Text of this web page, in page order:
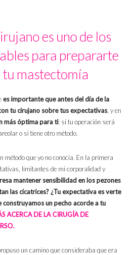
es uno de los
para prepararte
tu mastectomía
es importante que antes del día de la
tu cirujano sobre tus expectativas, y en
más óptima para ti: si tu operación será
o si tiene otro método.
método que yo no conocía. En la primera
limitantes de mi corporalidad y
mantener sensibilidad en los pezones
las cicatrices? ¿Tu expectativa es verte
un pecho acorde a tu
ACERCA DE LA CIRUGÍA DE
un camino que consideraba que era